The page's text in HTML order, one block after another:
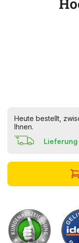
Heute bestellt,
Ihnen.
Lieferung